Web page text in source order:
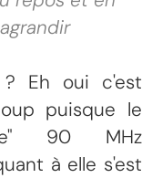
? Eh oui c'est
puisque le
90 MHz
à elle s'est